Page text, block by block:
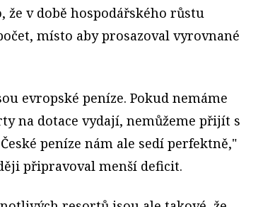
že v době hospodářského růstu
místo aby prosazoval vyrovnané
evropské peníze. Pokud nemáme
na dotace vydají, nemůžeme přijít s
peníze nám ale sedí perfektně,"
připravoval menší deficit.